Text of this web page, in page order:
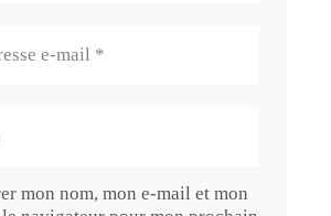
mon nom, mon e-mail et mon